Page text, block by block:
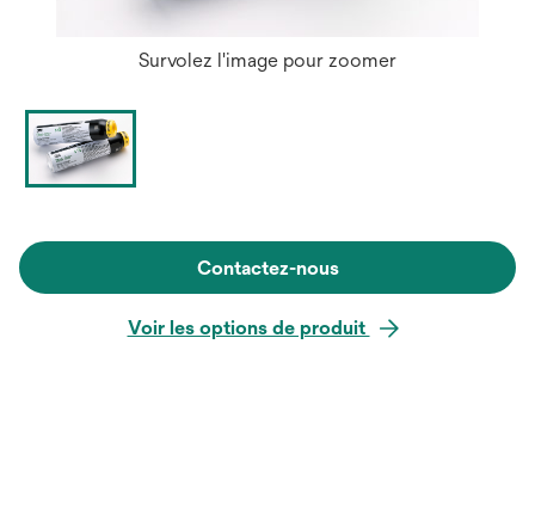
Survolez l'image pour zoomer
Contactez-nous
Voir les options de produit